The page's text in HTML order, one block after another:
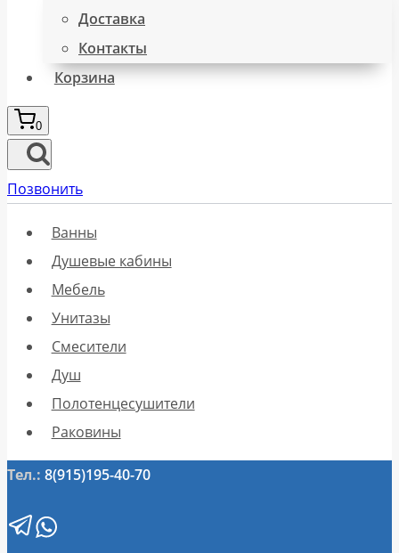
Доставка
Контакты
Корзина
0
Позвонить
Ванны
Душевые кабины
Мебель
Унитазы
Смесители
Душ
Полотенцесушители
Раковины
Тел.: 8(915)195-40-70